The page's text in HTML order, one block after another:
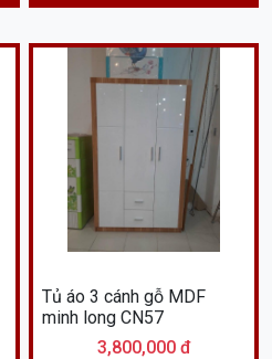
Tủ áo 3 cánh gỗ MDF
minh long CN57
3,800,000 đ